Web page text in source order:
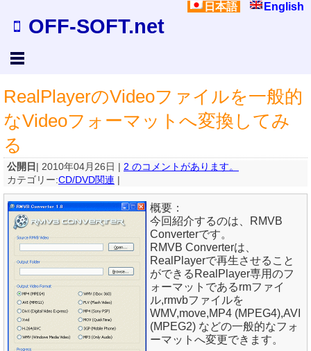
日本語 English
OFF-SOFT.net
RealPlayerのVideoファイルを一般的
なVideoフォーマットへ変換してみ
る
公開日 | 2010年04月26日 | 2 のコメントがあります。
カテゴリー:CD/DVD関連 |
概要：
今回紹介するのは、RMVB
Converterです。
RMVB Converterは、
RealPlayerで再生させること
ができるRealPlayer専用のフ
ォーマットであるrmファイ
ル,rmvbファイルを
WMV,move,MP4 (MPEG4),AVI
(MPEG2) などの一般的なフォ
ーマットへ変更できます。